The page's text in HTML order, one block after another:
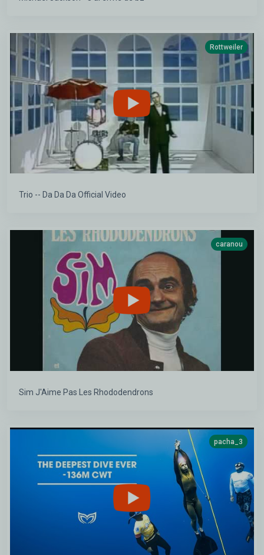
Rottweiler
Trio -- Da Da Da Official Video
caranou
Sim J'Aime Pas Les Rhododendrons
pacha_3